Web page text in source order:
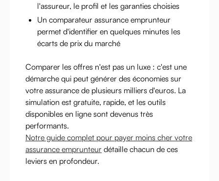
l'assureur, le profil et les garanties choisies
Un comparateur assurance emprunteur
permet d'identifier en quelques minutes les
écarts de prix du marché
Comparer les offres n'est pas un luxe : c'est une
démarche qui peut générer des économies sur
votre assurance de plusieurs milliers d'euros. La
simulation est gratuite, rapide, et les outils
disponibles en ligne sont devenus très
performants.
Notre guide complet pour payer moins cher votre
assurance emprunteur détaille chacun de ces
leviers en profondeur.